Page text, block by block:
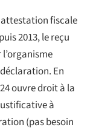
attestation fiscale
2013, le reçu
En
ouvre droit à la
à
(pas besoin